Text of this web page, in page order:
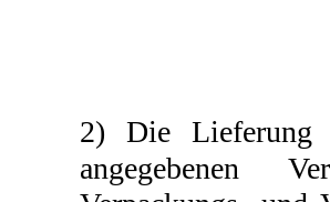
2) Die
angegebenen